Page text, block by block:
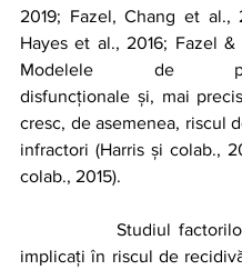
2019; Fazel, Chang et al.,
Hayes et al., 2016; Fazel &
Modelele de
disfuncționale și, mai
cresc, de asemenea, riscul
infractori (Harris și colab.,
colab., 2015).
implicați în riscul de